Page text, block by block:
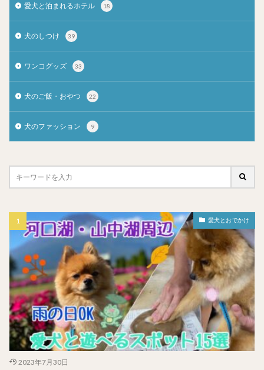
愛犬と泊まれるホテル 18
犬のしつけ 39
ワンコグッズ 33
犬のご飯・おやつ 22
犬のファッション 9
愛犬とおでかけ
2023年7月30日